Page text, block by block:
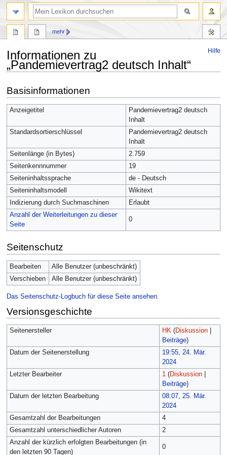
Hilfe
Informationen zu
„Pandemievertrag2 deutsch Inhalt“
Navigation
springen
Suche
springen
Basisinformationen
Anzeigetitel
Pandemievertrag2 deutsch
Inhalt
Standardsortierschlüssel
Pandemievertrag2 deutsch
Inhalt
Seitenlänge (in Bytes)
2.759
Seitenkennnummer
19
Seiteninhaltssprache
de - Deutsch
Seiteninhaltsmodell
Wikitext
Indizierung durch Suchmaschinen
Erlaubt
Anzahl der Weiterleitungen zu dieser
Seite
0
Seitenschutz
Bearbeiten
Alle Benutzer (unbeschränkt)
Verschieben
Alle Benutzer (unbeschränkt)
Das Seitenschutz-Logbuch für diese Seite ansehen.
Versionsgeschichte
Seitenersteller HK (Diskussion|
Beiträge)
Datum der Seitenerstellung
19:55, 24. Mär.
2024
Letzter Bearbeiter
1 (Diskussion|
Beiträge)
Datum der letzten Bearbeitung
08:07, 25. Mär.
2024
Gesamtzahl der Bearbeitungen
4
Gesamtzahl unterschiedlicher Autoren
2
Anzahl der kürzlich erfolgten Bearbeitungen (in
den letzten 90 Tagen)
0
mehr